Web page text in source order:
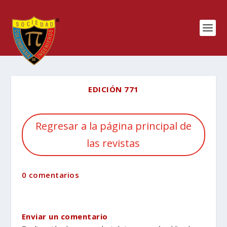
EDICIÓN 771
Regresar a la página principal de
las revistas
0 comentarios
Enviar un comentario